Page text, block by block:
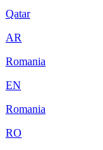
Qatar
AR
Romania
EN
Romania
RO